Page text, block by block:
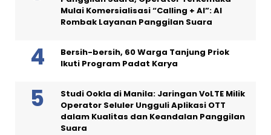
Mulai Komersialisasi “Calling + AI”: AI
Rombak Layanan Panggilan Suara
Bersih-bersih, 60 Warga Tanjung Priok
Ikuti Program Padat Karya
Studi Ookla di Manila: Jaringan VoLTE Milik
Operator Seluler Ungguli Aplikasi OTT
dalam Kualitas dan Keandalan Panggilan
Suara